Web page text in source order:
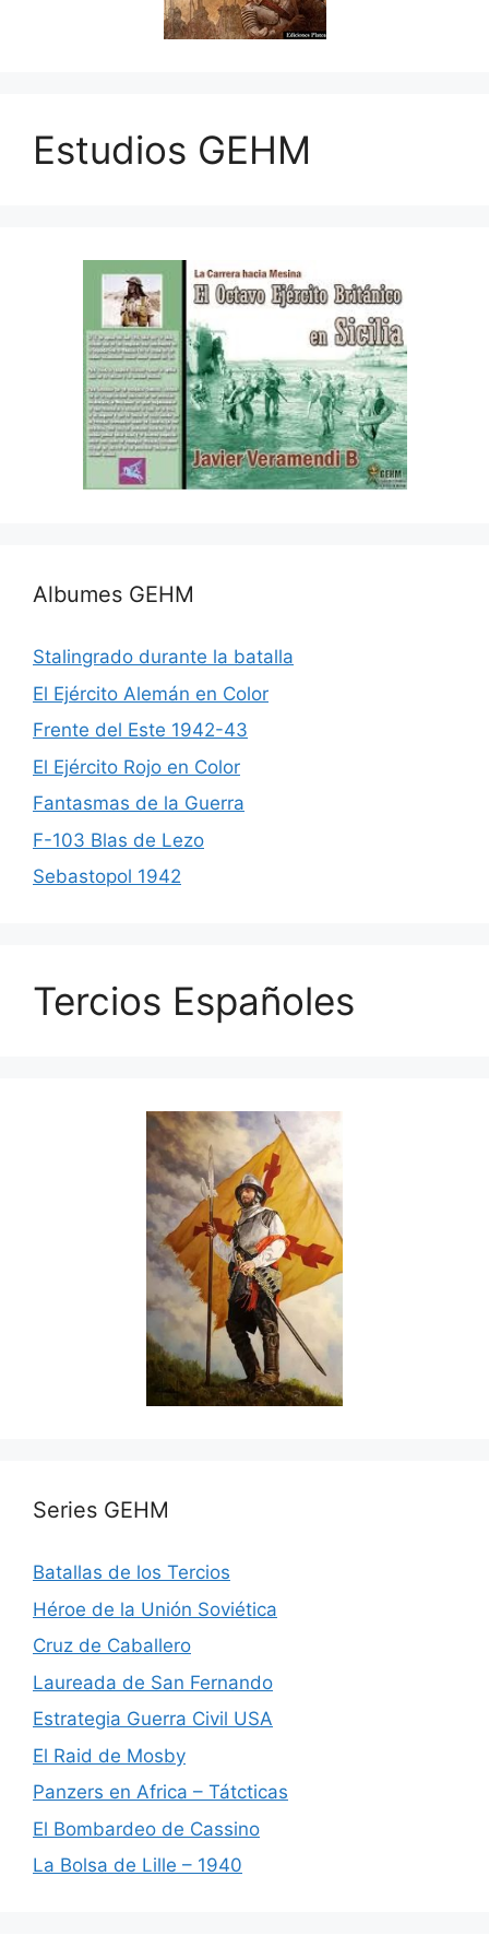
Estudios GEHM
Albumes GEHM
Stalingrado durante la batalla
El Ejército Alemán en Color
Frente del Este 1942-43
El Ejército Rojo en Color
Fantasmas de la Guerra
F-103 Blas de Lezo
Sebastopol 1942
Tercios Españoles
Series GEHM
Batallas de los Tercios
Héroe de la Unión Soviética
Cruz de Caballero
Laureada de San Fernando
Estrategia Guerra Civil USA
El Raid de Mosby
Panzers en Africa – Tátcticas
El Bombardeo de Cassino
La Bolsa de Lille – 1940